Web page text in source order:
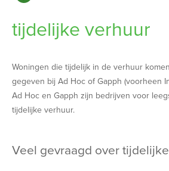
tijdelijke verhuur
Woningen die tijdelijk in de verhuur
gegeven bij Ad Hoc of Gapph (voorheen
Ad Hoc en Gapph zijn bedrijven voor
tijdelijke verhuur.
veel gevraagd over